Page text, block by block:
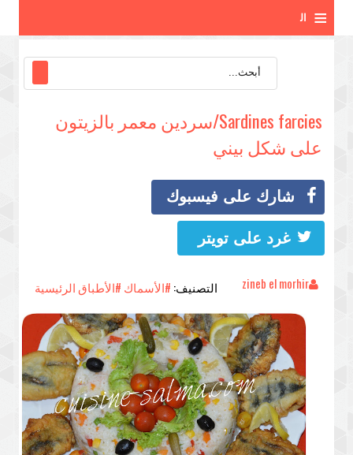
≡ ال
م
ة
Sardines farcies/سردين معمر بالزيتون
على شكل بيني
شارك على فيسبوك
غرد على تويتر
zineb el morhir التصنيف: #الأسماك #الأطباق الرئيسية